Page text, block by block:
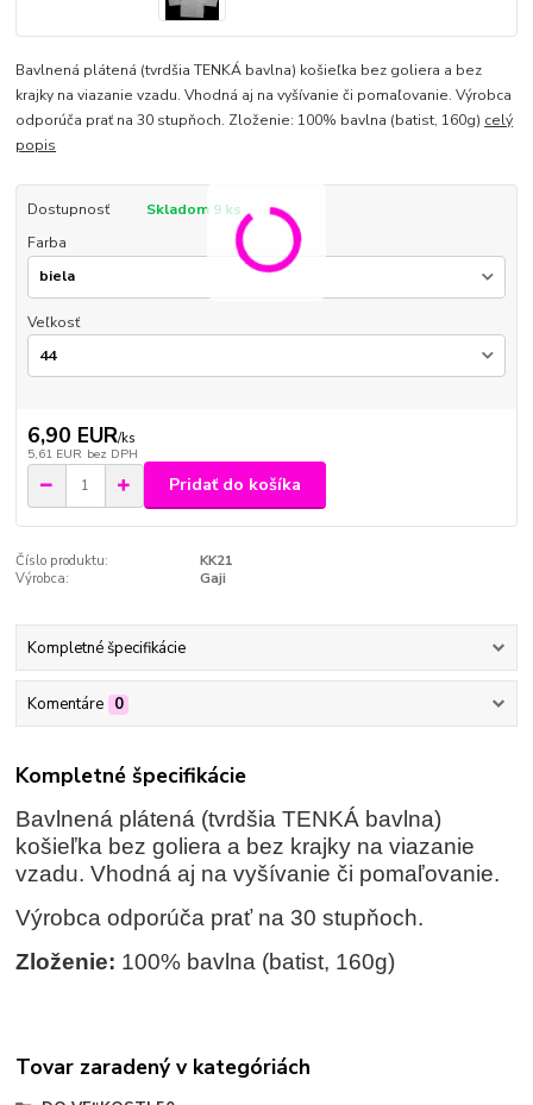
Bavlnená plátená (tvrdšia TENKÁ bavlna) košieľka bez goliera a bez
krajky na viazanie vzadu. Vhodná aj na vyšívanie či pomaľovanie. Výrobca
odporúča prať na 30 stupňoch. Zloženie: 100% bavlna (batist, 160g) celý
popis
Dostupnosť
Skladom 9 ks
Farba
Veľkosť
6,90 EUR/ks
5,61 EUR bez DPH
Pridať do košíka
Číslo produktu:
KK21
Výrobca:
Gaji
Kompletné špecifikácie
Komentáre 0
Kompletné špecifikácie
Bavlnená plátená (tvrdšia TENKÁ bavlna)
košieľka bez goliera a bez krajky na viazanie
vzadu. Vhodná aj na vyšívanie či pomaľovanie.
Výrobca odporúča prať na 30 stupňoch.
Zloženie: 100% bavlna (batist, 160g)
Tovar zaradený v kategóriách